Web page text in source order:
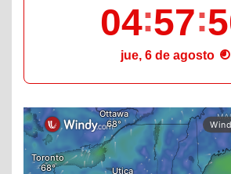
04 57
jue, 6 de agosto